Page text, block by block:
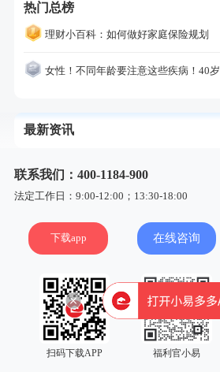
热门总榜
理财小百科：如何做好家庭保险规划
女性！不同年龄要注意这些疾病！40岁的这个疾病最需要注意！
最新资讯
联系我们：400-1184-900
法定工作日：9:00-12:00；13:30-18:00
下载app 在线咨询
扫码下载APP 福利官小易